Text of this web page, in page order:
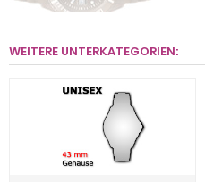
WEITERE UNTERKATEGORIEN: